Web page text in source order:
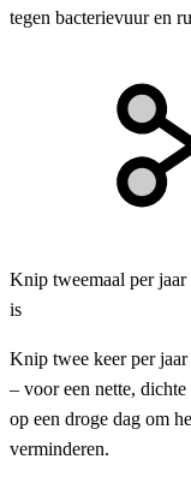
tegen bacterievuur en
Knip tweemaal per
is
Knip twee keer per
– voor een nette,
op een droge dag om
verminderen.